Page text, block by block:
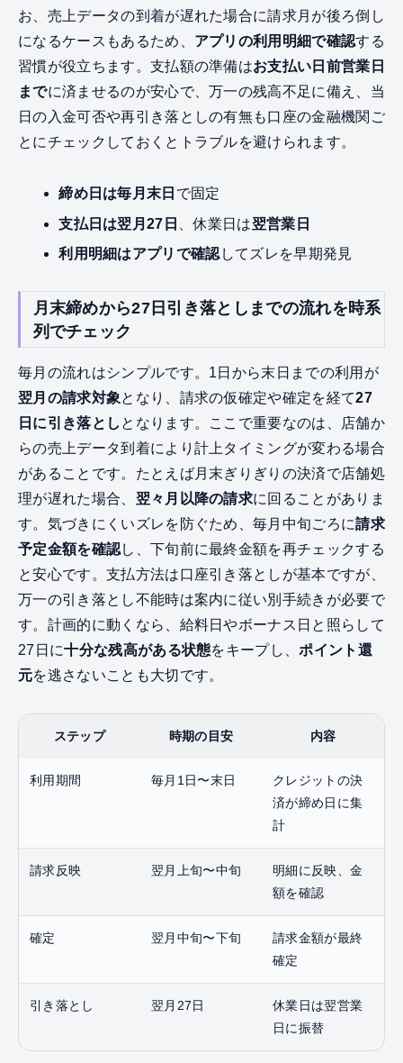
お、売上データの到着が遅れた場合に請求月が後ろ倒し
になるケースもあるため、 アプリの利用明細で確認する
習慣が役立ちます。支払額の準備はお支払い日前営業日
までに済ませるのが安心で、万一の残高不足に備え、当
日の入金可否や再引き落としの有無も口座の金融機関ご
とにチェックしておくとトラブルを避けられます。
締め日は毎月末日 で固定
支払日は翌月27日
、休業日は翌営業日
利用明細はアプリで確認 してズレを早期発見
月末締めから27日引き落としまでの流れを時系
列でチェック
毎月の流れはシンプルです。1日から末日までの利用が
翌月の請求対象となり、請求の仮確定や確定を経て27
日に引き落とし となります。ここで重要なのは、店舗か
らの売上データ到着により計上タイミングが変わる場合
があることです。たとえば月末ぎりぎりの決済で店舗処
理が遅れた場合、 翌々月以降の請求に回ることがありま
す。気づきにくいズレを防ぐため、毎月中旬ごろに請求
予定金額を確認し、下旬前に最終金額を再チェックする
と安心です。支払方法は口座引き落としが基本ですが、
万一の引き落とし不能時は案内に従い別手続きが必要で
す。計画的に動くなら、給料日やボーナス日と照らして
27日に十分な残高がある状態をキープし、ポイント還
元を逃さないことも大切です。
ステップ 時期の目安 内容
利用期間 毎月1日〜末日
クレジットの決
済が締め日に集
計
請求反映 翌月上旬〜中旬
明細に反映、金
額を確認
確定 翌月中旬〜下旬
請求金額が最終
確定
引き落とし 翌月27日
休業日は翌営業
日に振替